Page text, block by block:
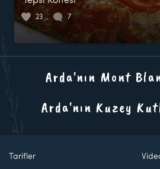
23 7
Arda'nın Mont
Arda'nın Kuzey
Tarifler